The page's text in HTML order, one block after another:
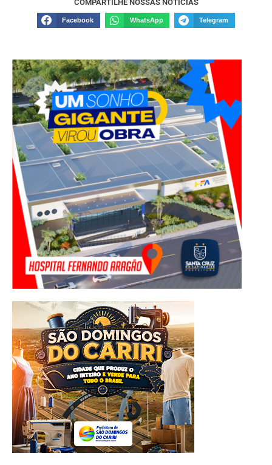
COMPARTILHE NOSSAS NOTÍCIAS
Facebook WhatsApp Telegram